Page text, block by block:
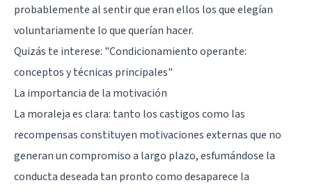
probablemente al sentir que eran ellos los que elegían
voluntariamente lo que querían hacer.
Quizás te interese: "Condicionamiento operante:
conceptos y técnicas principales"
La importancia de la motivación
La moraleja es clara: tanto los castigos como las
recompensasconstituyen motivaciones externasque no
generan un compromiso a largo plazo, esfumándose la
conducta deseada tan pronto como desaparece la